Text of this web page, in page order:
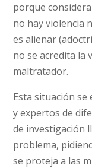
porque
no hay violencia
es alienar
no se acredita la
maltratador.
Esta situación
y expertos de
de investigación
problema,
se proteja a las